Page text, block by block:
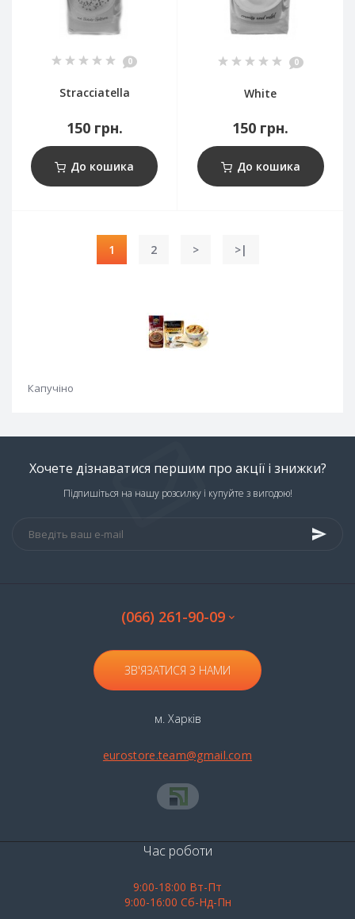
0
Stracciatella
150 грн.
До кошика
0
White
150 грн.
До кошика
1 2 > >|
Капучіно
Хочете дізнаватися першим про акції і знижки?
Підпишіться на нашу розсилку і купуйте з вигодою!
(066) 261-90-09
ЗВ'ЯЗАТИСЯ З НАМИ
м. Харків
eurostore.team@gmail.com
Час роботи
9:00-18:00 Вт-Пт
9:00-16:00 Сб-Нд-Пн